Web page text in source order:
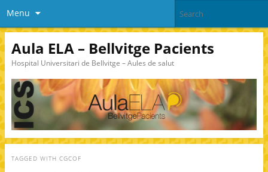
Menu
Aula ELA – Bellvitge Pacients
Hospital Universitari de Bellvitge – Aules de salut
TAGGED WITH CGCOF